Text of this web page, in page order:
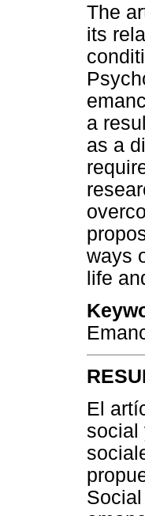
The
its
a
as a
ways
life
El
social